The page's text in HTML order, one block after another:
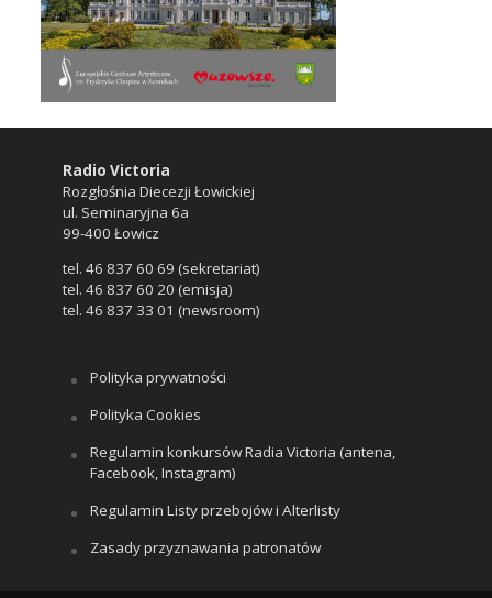
Radio Victoria
Rozgłośnia Diecezji Łowickiej
ul. Seminaryjna 6a
99-400 Łowicz
tel. 46 837 60 69 (sekretariat)
tel. 46 837 60 20 (emisja)
tel. 46 837 33 01 (newsroom)
Polityka prywatności
Polityka Cookies
Regulamin konkursów Radia Victoria (antena,
Facebook, Instagram)
Regulamin Listy przebojów i Alterlisty
Zasady przyznawania patronatów